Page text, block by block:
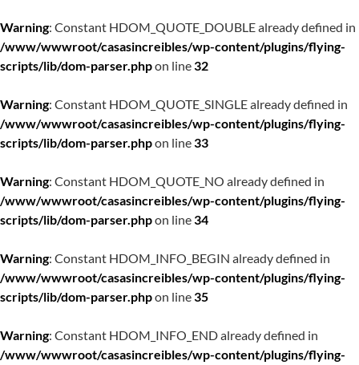
Warning: Constant HDOM_QUOTE_DOUBLE already defined in
/www/wwwroot/casasincreibles/wp-content/plugins/flying-
scripts/lib/dom-parser.phpon line32
Warning: Constant HDOM_QUOTE_SINGLE already defined in
/www/wwwroot/casasincreibles/wp-content/plugins/flying-
scripts/lib/dom-parser.phpon line33
Warning: Constant HDOM_QUOTE_NO already defined in
/www/wwwroot/casasincreibles/wp-content/plugins/flying-
scripts/lib/dom-parser.phpon line34
Warning: Constant HDOM_INFO_BEGIN already defined in
/www/wwwroot/casasincreibles/wp-content/plugins/flying-
scripts/lib/dom-parser.phpon line35
Warning: Constant HDOM_INFO_END already defined in
/www/wwwroot/casasincreibles/wp-content/plugins/flying-